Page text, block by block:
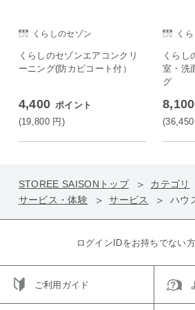
くらしのセゾン
くらしのセゾンエアコンクリ
ーニング(防カビコート付）
4,400 ポイント
(19,800 円)
く
くらし
室・洗
グ
8,100
(36,450
STOREE SAISONトップ
カテゴリ
サービス・体験
サービス ハウ
ログインIDをお持ちでない
ご利用ガイド